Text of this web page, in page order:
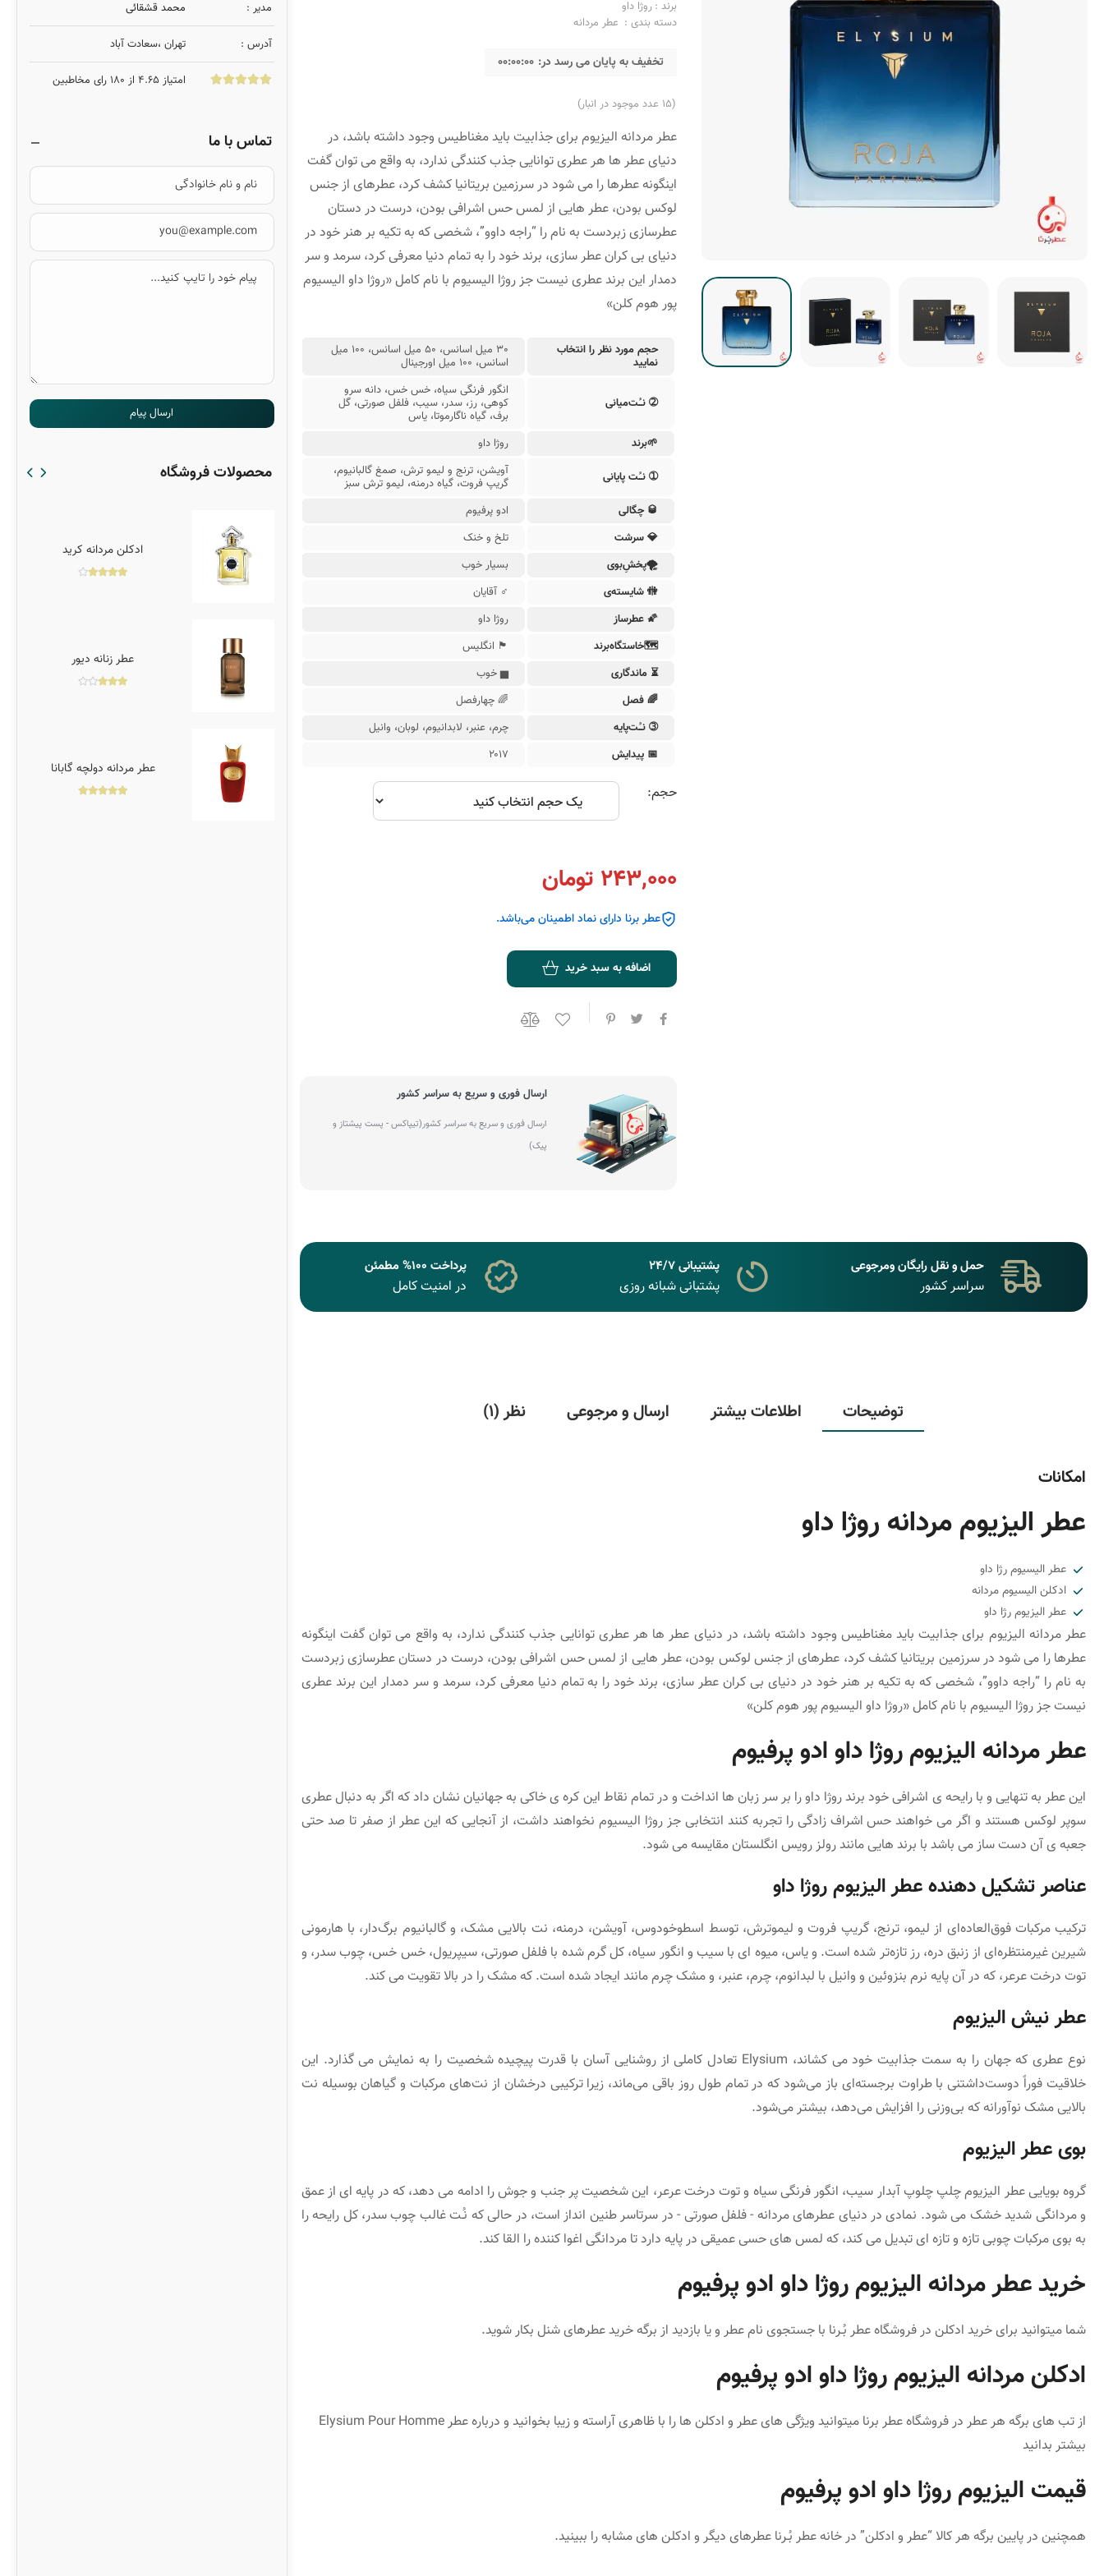
برند : روژا داو
دسته بندی : عطر مردانه
تخفیف به پایان می رسد در: 00:00:00
(15 عدد موجود در انبار)
عطر مردانه الیزیوم برای جذابیت باید مغناطیس وجود داشته باشد، در
دنیای عطر ها هر عطری توانایی جذب کنندگی ندارد، به واقع می توان گفت
اینگونه عطرها را می شود در سرزمین بریتانیا کشف کرد، عطرهای از جنس
لوکس بودن، عطر هایی از لمس حس اشرافی بودن، درست در دستان
عطرسازی زبردست به نام را “راجه داوو”، شخصی که به تکیه بر هنر خود در
دنیای بی کران عطر سازی، برند خود را به تمام دنیا معرفی کرد، سرمد و سر
دمدار این برند عطری نیست جز روژا الیسیوم با نام کامل «روژا داو الیسیوم
پور هوم کلن»
حجم مورد نظر را انتخاب
نمایید
30 میل اسانس، 50 میل اسانس، 100 میل
اسانس، 100 میل اورجینال
➁ نـُت‌میانی
انگور فرنگی سیاه، خس خس، دانه سرو
کوهی، رز، سدر، سیب، فلفل صورتی، گل
برف، گیاه ناگارموتا، یاس
🌱برند
روژا داو
➀ نـُت‌ پایانی
آویشن، ترنج و لیمو ترش، صمغ گالبانیوم،
گریپ فروت، گیاه درمنه، لیمو ترش سبز
🥃 چگالی
ادو پرفیوم
💎 سرشت
تلخ و خنک
🌪پخشِ‌بوی
بسیار خوب
🚻︎ شایسته‌ی
♂ آقایان
🌠 عطرساز
روژا داو
🗺خاستگاه‌‌برند
🏴󠁧󠁢󠁥󠁮󠁧󠁿 انگلیس
⏳ ماندگاری
▅ خوب
🌈 فصل
🌈 چهارفصل
➂ نـُت‌پایه
چرم، عنبر، لابدانیوم، لوبان، وانیل
📅 پیدایش
۲۰۱۷
حجم:
243,000 تومان
عطر برنا دارای نماد اطمینان می‌باشد.
اضافه به سبد خرید
ارسال فوری و سریع به سراسر کشور
ارسال فوری و سریع به سراسر کشور(تیپاکس - پست پیشتاز و
پیک)
حمل و نقل رایگان ومرجوعی
سراسر کشور
پشتیبانی 24/7
پشتبانی شبانه روزی
پرداخت 100% مطمئن
در امنیت کامل
توضیحات اطلاعات بیشتر ارسال و مرجوعی نظر (1)
امکانات
عطر الیزیوم مردانه روژا داو
عطر الیسیوم رژا داو
ادکلن الیسیوم مردانه
عطر الیزیوم رژا داو
عطر مردانه الیزیوم برای جذابیت باید مغناطیس وجود داشته باشد، در دنیای عطر ها هر عطری توانایی جذب کنندگی ندارد، به واقع می توان گفت اینگونه
عطرها را می شود در سرزمین بریتانیا کشف کرد، عطرهای از جنس لوکس بودن، عطر هایی از لمس حس اشرافی بودن، درست در دستان عطرسازی زبردست
به نام را “راجه داوو”، شخصی که به تکیه بر هنر خود در دنیای بی کران عطر سازی، برند خود را به تمام دنیا معرفی کرد، سرمد و سر دمدار این برند عطری
نیست جز روژا الیسیوم با نام کامل «روژا داو الیسیوم پور هوم کلن»
عطر مردانه الیزیوم روژا داو ادو پرفیوم
این عطر به تنهایی و با رایحه ی اشرافی خود برند روژا داو را بر سر زبان ها انداخت و در تمام نقاط این کره ی خاکی به جهانیان نشان داد که اگر به دنبال عطری
سوپر لوکس هستند و اگر می خواهند حس اشراف زادگی را تجربه کنند انتخابی جز روژا الیسیوم نخواهند داشت، از آنجایی که این عطر از صفر تا صد حتی
جعبه ی آن دست ساز می باشد با برند هایی مانند رولز رویس انگلستان مقایسه می شود.
عناصر تشکیل دهنده عطر الیزیوم روژا داو
ترکیب مرکبات فوق‌العاده‌ای از لیمو، ترنج، گریپ فروت و لیموترش، توسط اسطوخودوس، آویشن، درمنه، نت بالایی مشک، و گالبانیوم برگ‌دار، با هارمونی
شیرین غیرمنتظره‌ای از زنبق دره، رز تازه‌تر شده است. و یاس، میوه ای با سیب و انگور سیاه، کل گرم شده با فلفل صورتی، سیپریول، خس خس، چوب سدر، و
توت درخت عرعر، که در آن پایه نرم بنزوئین و وانیل با لبدانوم، چرم، عنبر، و مشک چرم مانند ایجاد شده است. که مشک را در بالا تقویت می کند.
عطر نیش الیزیوم
نوع عطری که جهان را به سمت جذابیت خود می کشاند، Elysium تعادل کاملی از روشنایی آسان با قدرت پیچیده شخصیت را به نمایش می گذارد. این
خلاقیت فوراً دوست‌داشتنی با طراوت برجسته‌ای باز می‌شود که در تمام طول روز باقی می‌ماند، زیرا ترکیبی درخشان از نت‌های مرکبات و گیاهان بوسیله نت
بالایی مشک نوآورانه که بی‌وزنی را افزایش می‌دهد، بیشتر می‌شود.
بوی عطر الیزیوم
گروه بویایی عطر الیزیوم چلپ چلوپ آبدار سیب، انگور فرنگی سیاه و توت درخت عرعر، این شخصیت پر جنب و جوش را ادامه می دهد، که در پایه ای از عمق
و مردانگی شدید خشک می شود. نمادی در دنیای عطرهای مردانه - فلفل صورتی - در سرتاسر طنین انداز است، در حالی که نُـت غالب چوب سدر، کل رایحه را
به بوی مرکبات چوبی تازه و تازه ای تبدیل می کند، که لمس های حسی عمیقی در پایه دارد تا مردانگی اغوا کننده را القا کند.
خرید عطر مردانه الیزیوم روژا داو ادو پرفیوم
شما میتوانید برای خرید ادکلن درفروشگاه عطر بُـرنا با جستجوی نامعطر و یا بازدید از برگه خرید عطرهای شنل بکار شوید.
ادکلن مردانه الیزیوم روژا داو ادو پرفیوم
از تب های برگه هر عطر در فروشگاه عطر برنا میتوانید ویژگی های عطر و ادکلن ها را با ظاهری آراسته و زیبا بخوانید و درباره عطر Elysium Pour Homme
بیشتر بدانید
قیمت الیزیوم روژا داو ادو پرفیوم
همچنین در پایین برگه هر کالا “عطر و ادکلن” درخانه عطر بُـرنا عطرهای دیگر و ادکلن های مشابه را ببینید.
مدیر : محمد قشقائی
آدرس : تهران ،سعادت آباد
امتیاز 4.65 از 180 رای مخاطبین
تماس با ما
ارسال پیام
محصولات فروشگاه
ادکلن مردانه کرید
عطر زنانه دیور
عطر مردانه دولچه گابانا